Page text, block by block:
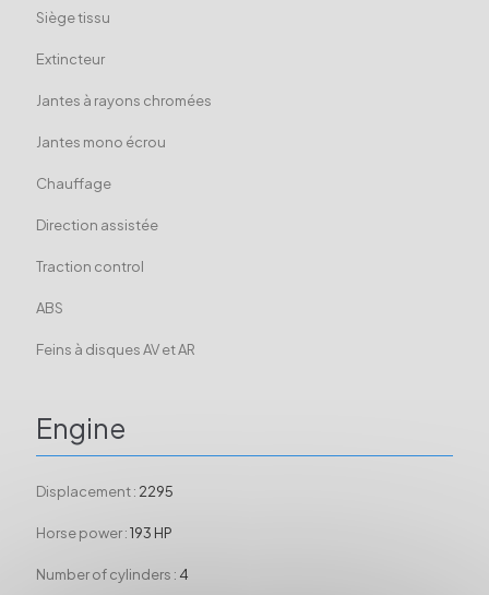
Siège tissu
Extincteur
Jantes à rayons chromées
Jantes mono écrou
Chauffage
Direction assistée
Traction control
ABS
Feins à disques AV et AR
Engine
Displacement : 2295
Horse power :193 HP
Number of cylinders : 4